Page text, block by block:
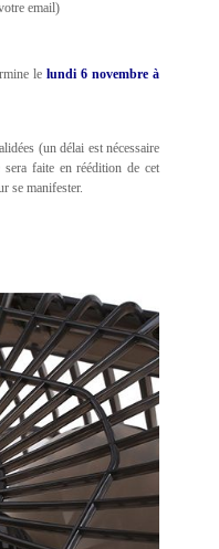
email)
le lundi 6 novembre à
(un délai est nécessaire
faite en réédition de cet
se manifester.